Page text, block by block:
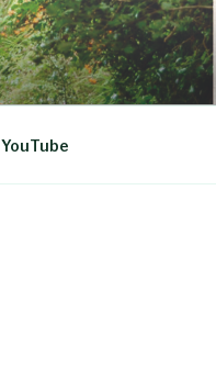
YouTube